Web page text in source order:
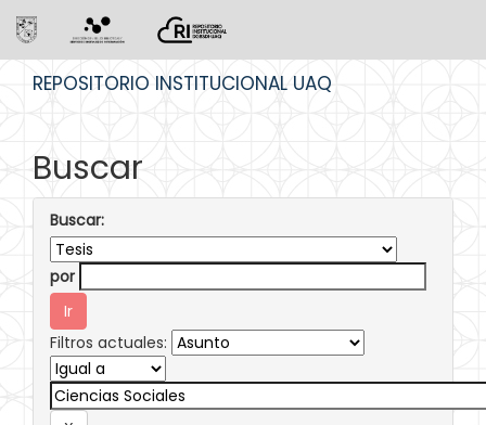
REPOSITORIO INSTITUCIONAL UAQ
Buscar
Buscar:
por
Filtros actuales: